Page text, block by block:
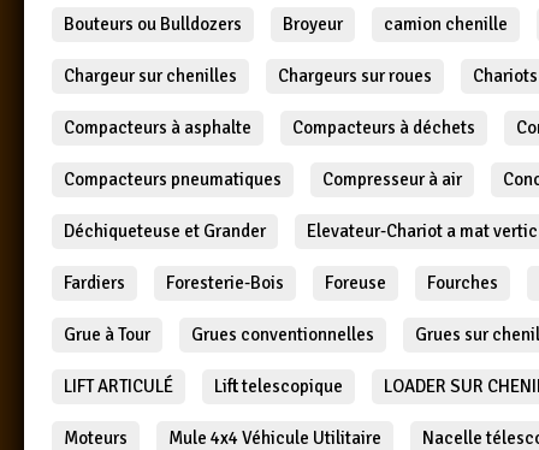
Bouteurs ou Bulldozers Broyeur camion chenille
Chargeur sur chenilles Chargeurs sur roues
Compacteurs à asphalte Compacteurs à déchets
Compacteurs pneumatiques Compresseur à air
Déchiqueteuse et Grander Elevateur-Chariot a mat
Fardiers Foresterie-Bois Foreuse Fourches
Grue à Tour Grues conventionnelles Grues sur
LIFT ARTICULÉ Lift telescopique LOADER SUR
Moteurs Mule 4x4 Véhicule Utilitaire Nacelle